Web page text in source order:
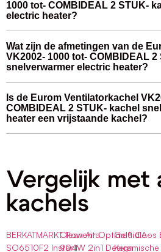
1000 tot- COMBIDEAL 2 STUK-
electric heater?
Wat zijn de afmetingen van de
VK2002- 1000 tot- COMBIDEAL 2
snelverwarmer electric heater?
Is de Eurom Ventilatorkachel
COMBIDEAL 2 STUK- kachel
heater een vrijstaande kachel?
Vergelijk met
kachels
BERKATMARKT Rowenta
SO6510F2 Instant
Clean Air Optima® CA-
904W 2in1 Design
Geluidloos